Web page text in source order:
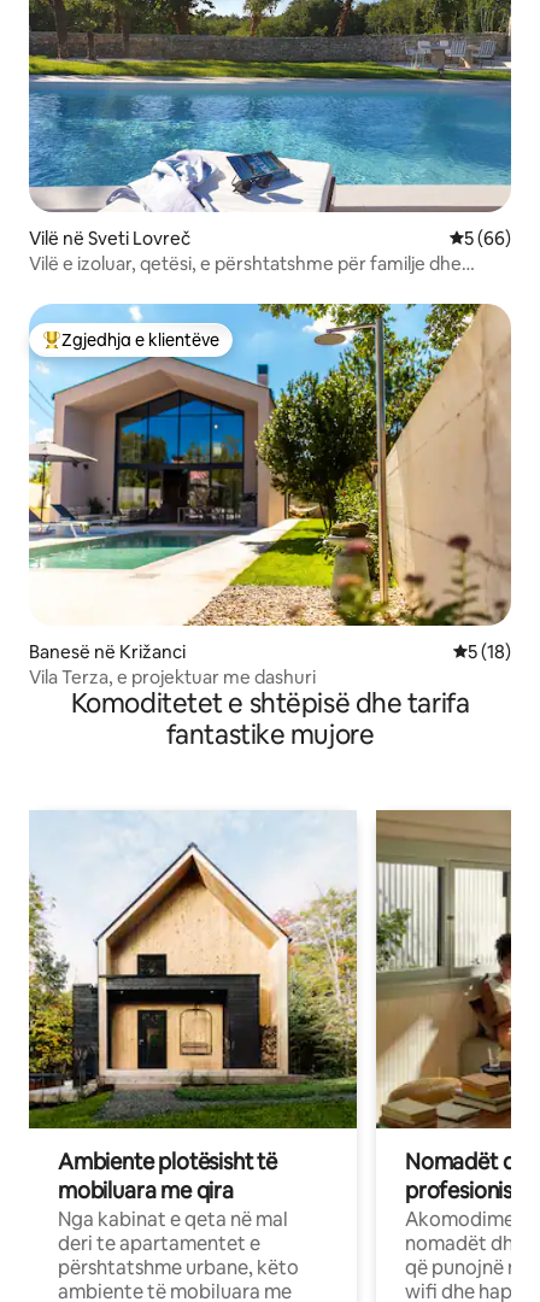
Vilë në Sveti Lovreč Vlerësimi
5 (66)
Vilë e izoluar, qetësi, e përshtatshme për familje dhe
Më të mirat e zgjedhjeve të klientëve
Zgjedhja e klientëve
Banesë në Križanci Vlerësimi
5 (18)
Vila Terza, e projektuar me dashuri
Komoditetet e shtëpisë dhe tarifa
fantastike mujore
Ambiente plotësisht të
mobiluara me qira
Nga kabinat e qeta në mal
deri te apartamentet e
përshtatshme urbane, këto
ambiente të mobiluara me
Nomadët
Akomodime
nomadët dhe
që punojnë në
wifi dhe